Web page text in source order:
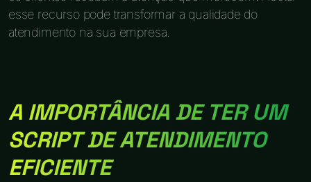
esse recurso pode transformar a qualidade do
atendimento na sua empresa.
A IMPORTÂNCIA DE TER UM
SCRIPT DE ATENDIMENTO
EFICIENTE